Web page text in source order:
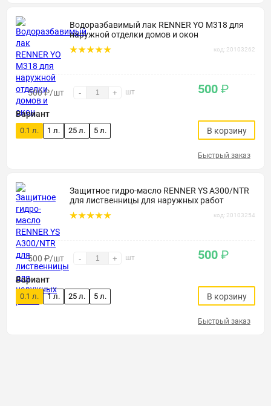
Водоразбавимый лак RENNER YO М318 для
наружной отделки домов и окон
код: 20103262
500₽/шт - + шт
Вариант
0.1 л. 1 л. 25 л. 5 л.
500 ₽
В корзину
Быстрый заказ
Защитное гидро-масло RENNER YS A300/NTR
для лиственницы для наружных работ
код: 20103254
500 ₽/шт - + шт
Вариант
0.1 л. 1 л. 25 л. 5 л.
500 ₽
В корзину
Быстрый заказ